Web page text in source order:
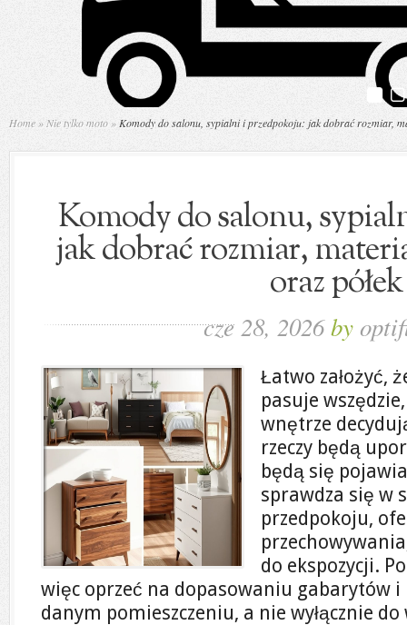
Home » Nie tylko moto » Komody do salonu, sypialni i przedpokoju: jak dobrać rozmiar,
Komody do salonu,
jak dobrać rozmiar,
oraz półek
cze 28, 2026by
Łatwo założyć,
pasuje
wnętrze
rzeczy będą
będą się
sprawdza się w
przedpokoju,
do ekspozycji.
więc oprzeć na dopasowaniu gabarytów
danym pomieszczeniu, a nie wyłącznie